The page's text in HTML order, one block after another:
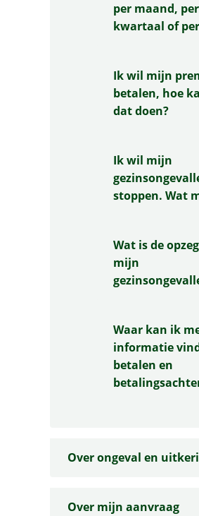
per maand, per
kwartaal of
Ik wil mijn
betalen, hoe
dat doen?
Ik wil mijn
stoppen. Wat
Wat is de
mijn
Waar kan ik
informatie
betalen en
Over ongeval en
Over mijn aanvraag